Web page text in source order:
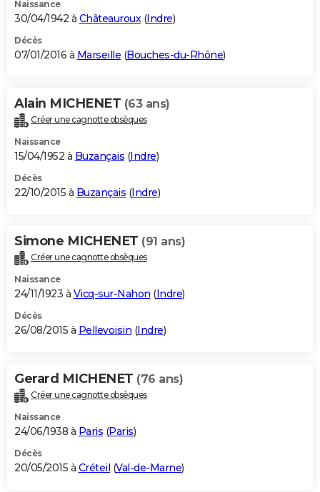
Naissance
30/04/1942 à Châteauroux(Indre)
Décès
07/01/2016 à Marseille (Bouches-du-Rhône)
Alain MICHENET (63 ans)
Créer une cagnotte obsèques
Naissance
15/04/1952 à Buzançais (Indre)
Décès
22/10/2015 à Buzançais (Indre)
Simone MICHENET (91 ans)
Créer une cagnotte obsèques
Naissance
24/11/1923 à Vicq-sur-Nahon (Indre)
Décès
26/08/2015 à Pellevoisin (Indre)
Gerard MICHENET (76 ans)
Créer une cagnotte obsèques
Naissance
24/06/1938 à Paris (Paris)
Décès
20/05/2015 à Créteil (Val-de-Marne)